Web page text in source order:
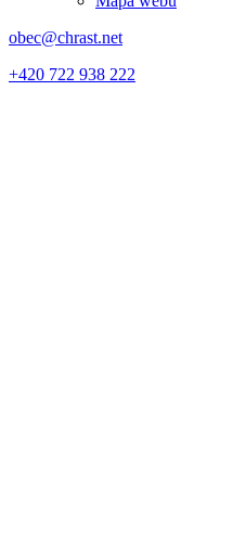
obec@chrast.net
+420 722 938 222